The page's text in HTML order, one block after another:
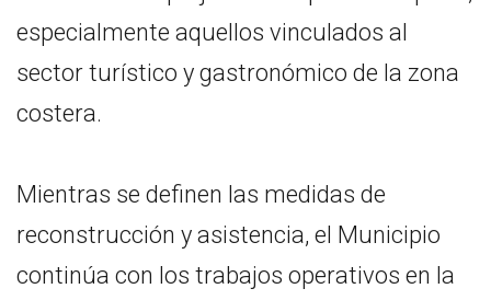
especialmente aquellos vinculados al
sector turístico y gastronómico de la zona
costera.
Mientras se definen las medidas de
reconstrucción y asistencia, el Municipio
continúa con los trabajos operativos en la